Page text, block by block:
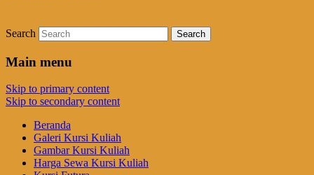
Search
Main menu
Skip to primary content
Skip to secondary content
Beranda
Galeri Kursi Kuliah
Gambar Kursi Kuliah
Harga Sewa Kursi Kuliah